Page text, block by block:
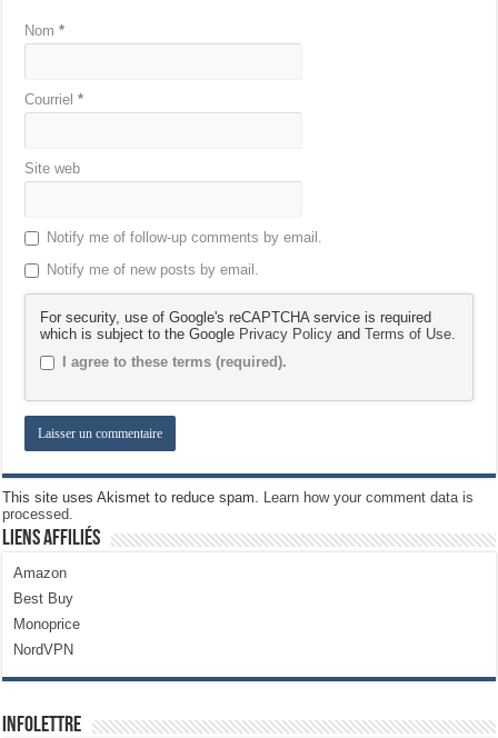
Nom*
Courriel*
Site web
Notify me of follow-up comments by email.
Notify me of new posts by email.
For security, use of Google's reCAPTCHA service is required
which is subject to the Google Privacy Policy andTerms of Use
I agree to these terms (required).
This site uses Akismet to reduce spam.
Learn how your comment data is
processed.
Liens Affiliés
Amazon
Best Buy
Monoprice
NordVPN
Infolettre